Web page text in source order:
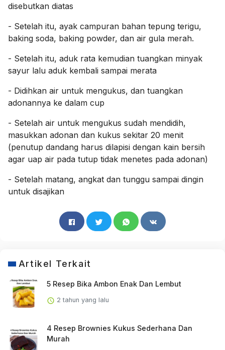
disebutkan diatas
- Setelah itu, ayak campuran bahan tepung terigu,
baking soda, baking powder, dan air gula merah.
- Setelah itu, aduk rata kemudian tuangkan minyak
sayur lalu aduk kembali sampai merata
- Didihkan air untuk mengukus, dan tuangkan
adonannya ke dalam cup
- Setelah air untuk mengukus sudah mendidih,
masukkan adonan dan kukus sekitar 20 menit
(penutup dandang harus dilapisi dengan kain bersih
agar uap air pada tutup tidak menetes pada adonan)
- Setelah matang, angkat dan tunggu sampai dingin
untuk disajikan
Artikel Terkait
5 Resep Bika Ambon Enak Dan Lembut
2 tahun yang lalu
4 Resep Brownies Kukus Sederhana Dan
Murah